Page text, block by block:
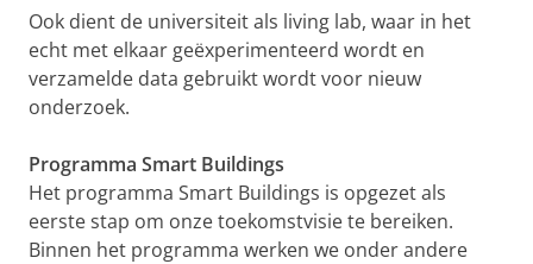
Ook dient de universiteit als living lab, waar in het
echt met elkaar geëxperimenteerd wordt en
verzamelde data gebruikt wordt voor nieuw
onderzoek.
Programma Smart Buildings
Het programma Smart Buildings is opgezet als
eerste stap om onze toekomstvisie te bereiken.
Binnen het programma werken we onder andere